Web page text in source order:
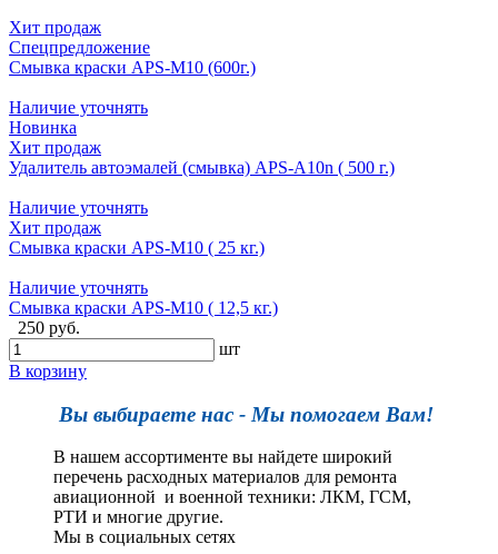
Хит продаж
Спецпредложение
Смывка краски APS-М10 (600г.)
Наличие уточнять
Новинка
Хит продаж
Удалитель автоэмалей (смывка) APS-A10n ( 500 г.)
Наличие уточнять
Хит продаж
Смывка краски APS-M10 ( 25 кг.)
Наличие уточнять
Смывка краски APS-M10 ( 12,5 кг.)
250 руб.
шт
В корзину
Вы выбираете нас - Мы помогаем Вам!
В нашем ассортименте вы найдете широкий
перечень расходных материалов для ремонта
авиационной и военной техники: ЛКМ, ГСМ,
РТИ и многие другие.
Мы в социальных сетях